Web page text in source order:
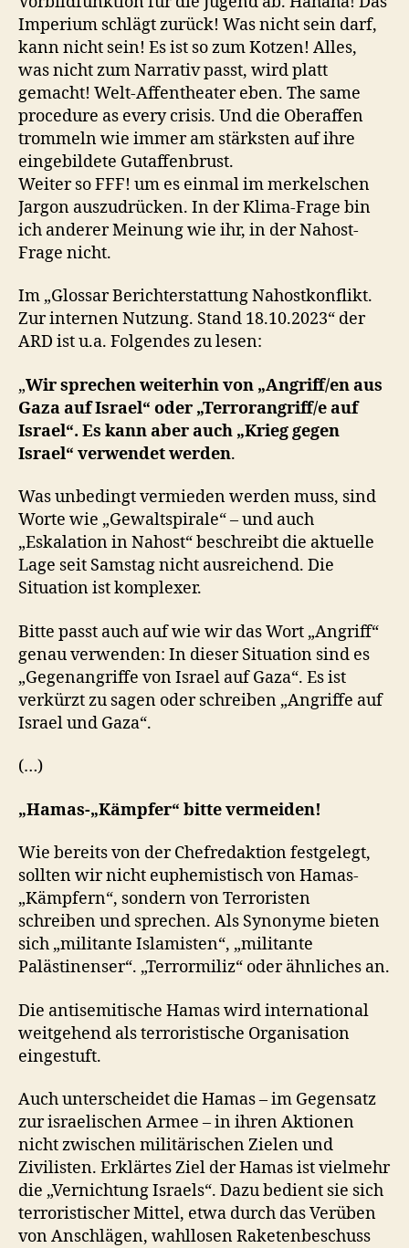
Imperium schlägt zurück! Was nicht sein darf,
kann nicht sein! Es ist so zum Kotzen! Alles,
was nicht zum Narrativ passt, wird platt
gemacht! Welt-Affentheater eben. The same
procedure as every crisis. Und die Oberaffen
trommeln wie immer am stärksten auf ihre
eingebildete Gutaffenbrust.
Weiter so FFF! um es einmal im merkelschen
Jargon auszudrücken. In der Klima-Frage bin
ich anderer Meinung wie ihr, in der Nahost-
Frage nicht.
Im „Glossar Berichterstattung Nahostkonflikt.
Zur internen Nutzung. Stand 18.10.2023“ der
ARD ist u.a. Folgendes zu lesen:
„Wir sprechen weiterhin von „Angriff/en aus
Gaza auf Israel“ oder „Terrorangriff/e auf
Israel“. Es kann aber auch „Krieg gegen
Israel“ verwendet werden.
Was unbedingt vermieden werden muss, sind
Worte wie „Gewaltspirale“ – und auch
„Eskalation in Nahost“ beschreibt die aktuelle
Lage seit Samstag nicht ausreichend. Die
Situation ist komplexer.
Bitte passt auch auf wie wir das Wort „Angriff“
genau verwenden: In dieser Situation sind es
„Gegenangriffe von Israel auf Gaza“. Es ist
verkürzt zu sagen oder schreiben „Angriffe auf
Israel und Gaza“.
(…)
„Hamas-„Kämpfer“ bitte vermeiden!
Wie bereits von der Chefredaktion festgelegt,
sollten wir nicht euphemistisch von Hamas-
„Kämpfern“, sondern von Terroristen
schreiben und sprechen. Als Synonyme bieten
sich „militante Islamisten“, „militante
Palästinenser“. „Terrormiliz“ oder ähnliches an.
Die antisemitische Hamas wird international
weitgehend als terroristische Organisation
eingestuft.
Auch unterscheidet die Hamas – im Gegensatz
zur israelischen Armee – in ihren Aktionen
nicht zwischen militärischen Zielen und
Zivilisten. Erklärtes Ziel der Hamas ist vielmehr
die „Vernichtung Israels“. Dazu bedient sie sich
terroristischer Mittel, etwa durch das Verüben
von Anschlägen, wahllosen Raketenbeschuss